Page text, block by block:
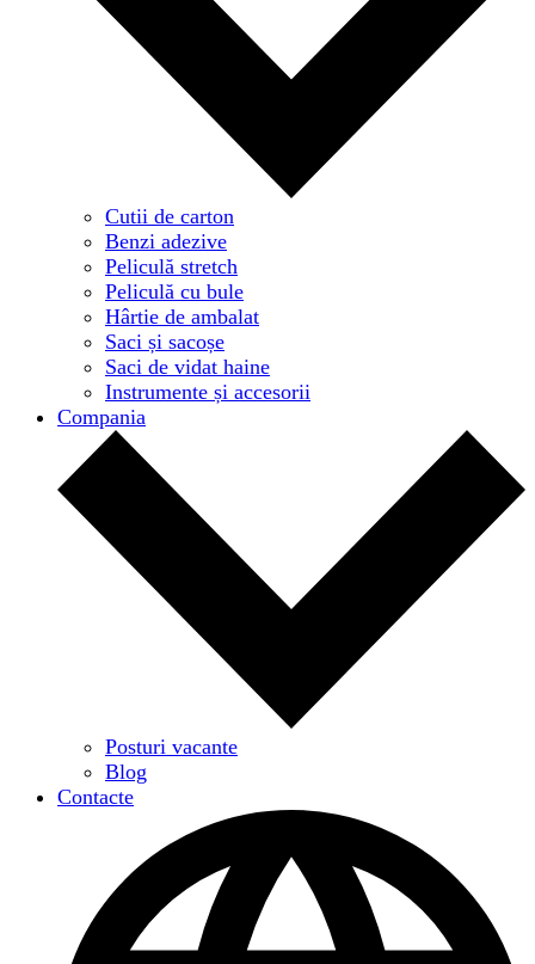
Cutii de carton
Benzi adezive
Peliculă stretch
Peliculă cu bule
Hârtie de ambalat
Saci și sacoșe
Saci de vidat haine
Instrumente și accesorii
Compania
Posturi vacante
Blog
Contacte